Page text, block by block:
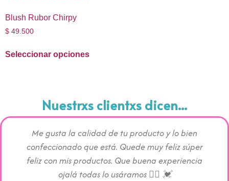
Blush Rubor Chirpy
$ 49.500
Seleccionar opciones
Nuestrxs clientxs dicen...
Me gusta la calidad de tu producto y lo bien
confeccionado que está. Quede muy feliz súper
feliz con mis productos. Que buena experiencia
ojalá todas lo usáramos 👯‍♀️ 💓